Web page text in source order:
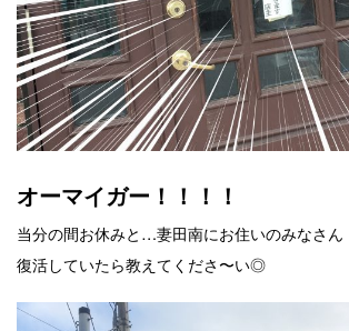
オーマイガー！！！！
当分の間お休みと…妻田南にお住いのみなさん
復活していたら教えてくださ〜い◎